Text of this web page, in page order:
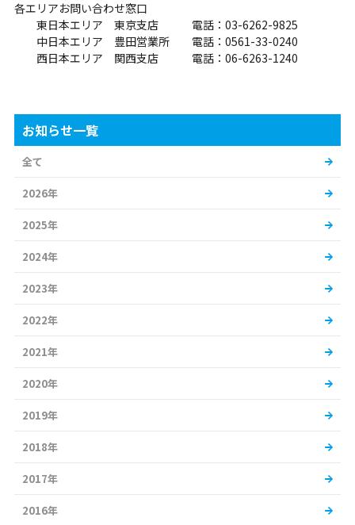
各エリアお問い合わせ窓口
東日本エリア 東京支店 電話：03-6262-9825
中日本エリア 豊田営業所 電話：0561-33-0240
西日本エリア 関西支店 電話：06-6263-1240
お知らせ一覧
全て
2026年
2025年
2024年
2023年
2022年
2021年
2020年
2019年
2018年
2017年
2016年